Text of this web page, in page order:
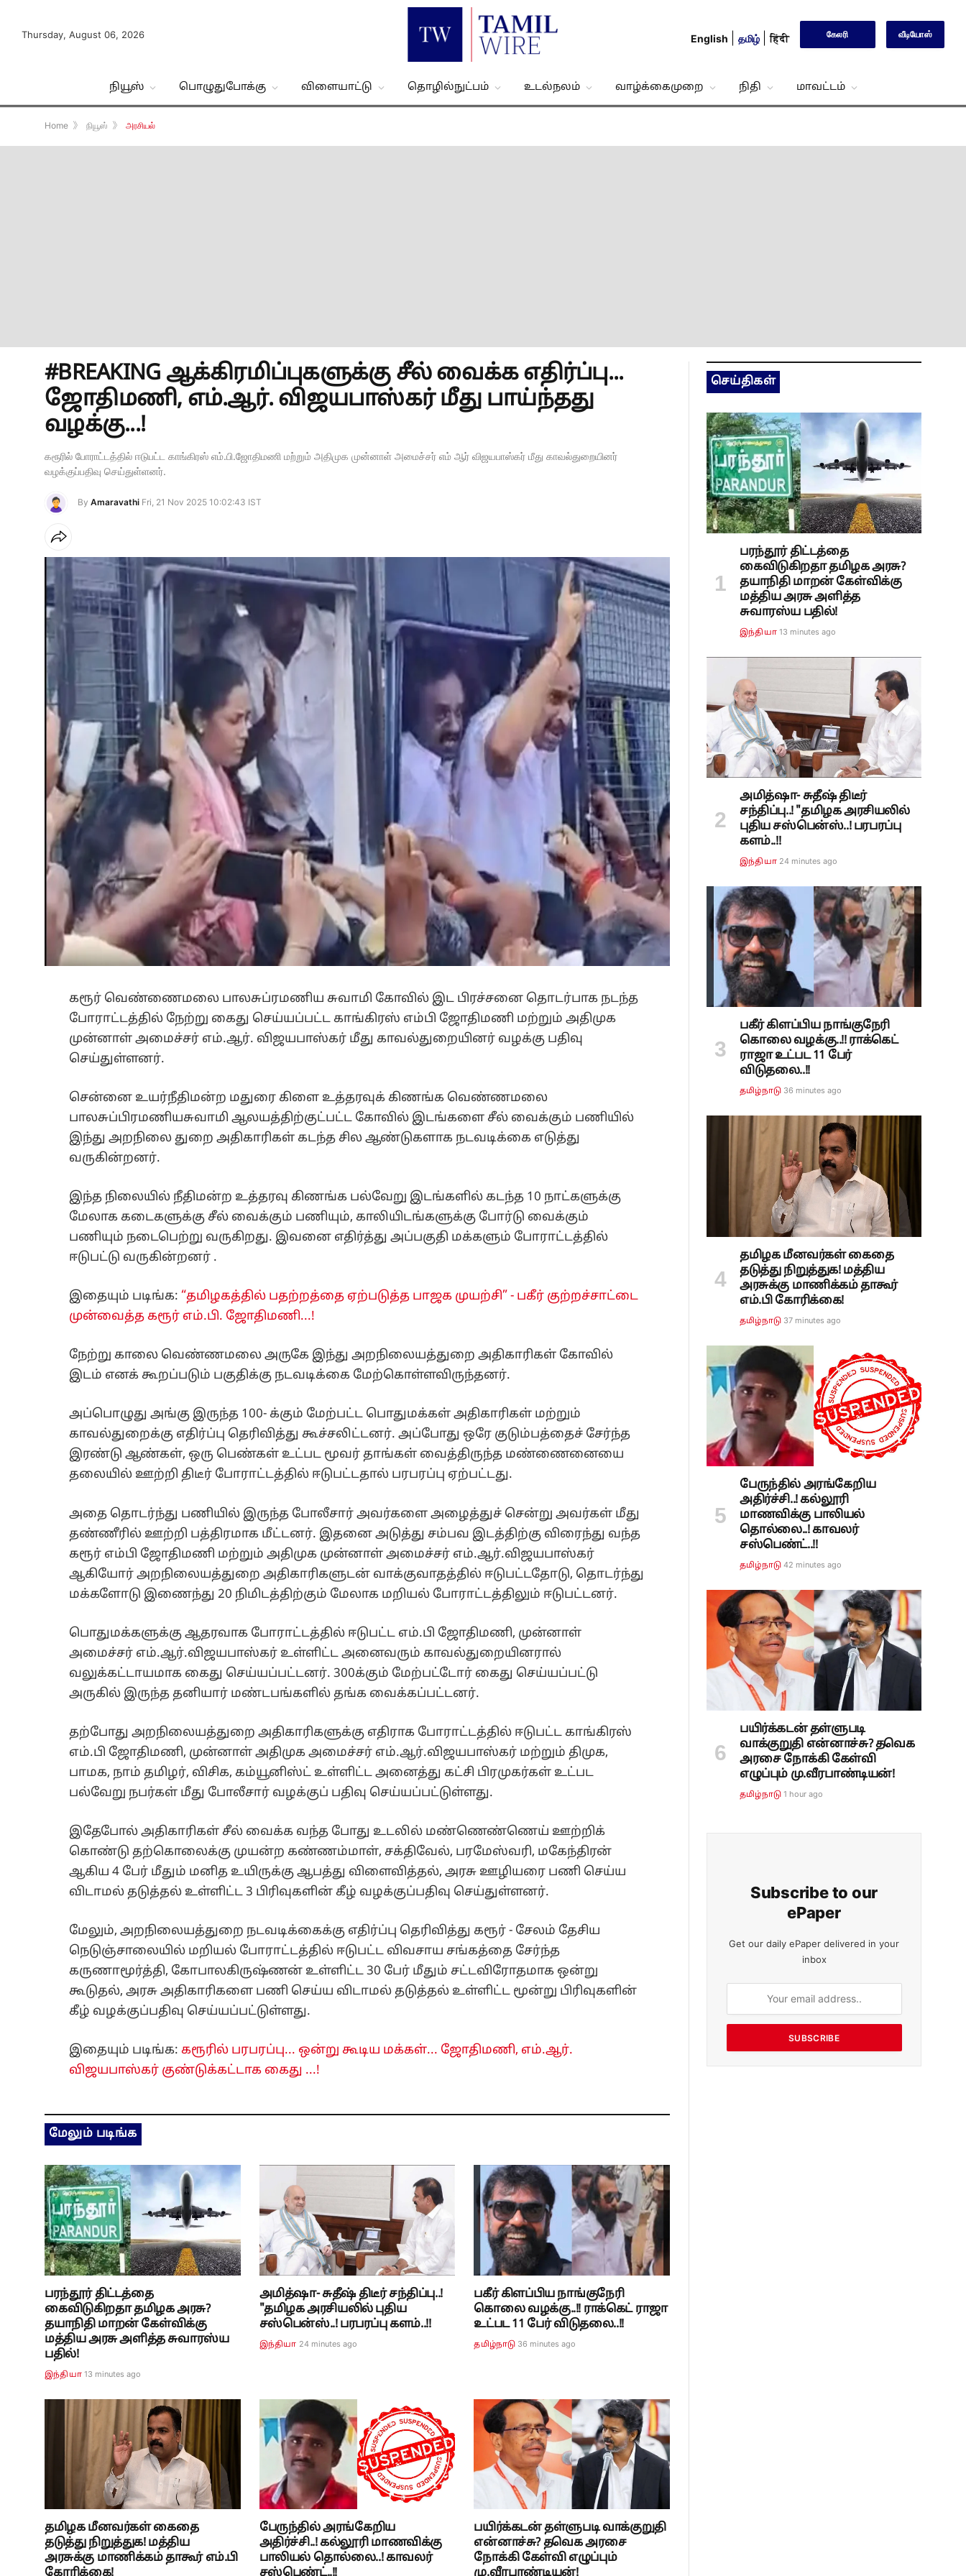
Thursday, August 06, 2026 English தமிழ் हिंदी கேலரி வீடியோஸ்
நியூஸ் பொழுதுபோக்கு விளையாட்டு தொழில்நுட்பம் உடல்நலம் வாழ்க்கைமுறை நிதி மாவட்டம்
Home 》 நியூஸ் 》 அரசியல்
#BREAKING ஆக்கிரமிப்புகளுக்கு சீல் வைக்க எதிர்ப்பு...
ஜோதிமணி, எம்.ஆர். விஜயபாஸ்கர் மீது பாய்ந்தது
வழக்கு...!
கரூரில் போராட்டத்தில் ஈடுபட்ட காங்கிரஸ் எம்.பி.ஜோதிமணி மற்றும் அதிமுக முன்னாள் அமைச்சர் எம் ஆர் விஜயபாஸ்கர் மீது காவல்துறையினர்
வழக்குப்பதிவு செய்துள்ளனர்.
By Amaravathi Fri, 21 Nov 2025 10:02:43 IST
கரூர் வெண்ணைமலை பாலசுப்ரமணிய சுவாமி கோவில் இட பிரச்சனை தொடர்பாக நடந்த
போராட்டத்தில் நேற்று கைது செய்யப்பட்ட காங்கிரஸ் எம்பி ஜோதிமணி மற்றும் அதிமுக
முன்னாள் அமைச்சர் எம்.ஆர். விஜயபாஸ்கர் மீது காவல்துறையினர் வழக்கு பதிவு
செய்துள்ளனர்.
சென்னை உயர்நீதிமன்ற மதுரை கிளை உத்தரவுக் கிணங்க வெண்ணமலை
பாலசுப்பிரமணியசுவாமி ஆலயத்திற்குட்பட்ட கோவில் இடங்களை சீல் வைக்கும் பணியில்
இந்து அறநிலை துறை அதிகாரிகள் கடந்த சில ஆண்டுகளாக நடவடிக்கை எடுத்து
வருகின்றனர்.
இந்த நிலையில் நீதிமன்ற உத்தரவு கிணங்க பல்வேறு இடங்களில் கடந்த 10 நாட்களுக்கு
மேலாக கடைகளுக்கு சீல் வைக்கும் பணியும், காலியிடங்களுக்கு போர்டு வைக்கும்
பணியும் நடைபெற்று வருகிறது. இவனை எதிர்த்து அப்பகுதி மக்களும் போராட்டத்தில்
ஈடுபட்டு வருகின்றனர் .
இதையும் படிங்க:“தமிழகத்தில் பதற்றத்தை ஏற்படுத்த பாஜக முயற்சி” - பகீர் குற்றச்சாட்டை
முன்வைத்த கரூர் எம்.பி. ஜோதிமணி...!
நேற்று காலை வெண்ணமலை அருகே இந்து அறநிலையத்துறை அதிகாரிகள் கோவில்
இடம் எனக் கூறப்படும் பகுதிக்கு நடவடிக்கை மேற்கொள்ளவிருந்தனர்.
அப்பொழுது அங்கு இருந்த 100- க்கும் மேற்பட்ட பொதுமக்கள் அதிகாரிகள் மற்றும்
காவல்துறைக்கு எதிர்ப்பு தெரிவித்து கூச்சலிட்டனர். அப்போது ஒரே குடும்பத்தைச் சேர்ந்த
இரண்டு ஆண்கள், ஒரு பெண்கள் உட்பட மூவர் தாங்கள் வைத்திருந்த மண்ணைனையை
தலையில் ஊற்றி திடீர் போராட்டத்தில் ஈடுபட்டதால் பரபரப்பு ஏற்பட்டது.
அதை தொடர்ந்து பணியில் இருந்த போலீசார் அவர்களை அழைத்துச் சென்று அவர்கள் மீது
தண்ணீரில் ஊற்றி பத்திரமாக மீட்டனர். இதனை அடுத்து சம்பவ இடத்திற்கு விரைந்து வந்த
கரூர் எம்பி ஜோதிமணி மற்றும் அதிமுக முன்னாள் அமைச்சர் எம்.ஆர்.விஜயபாஸ்கர்
ஆகியோர் அறநிலையத்துறை அதிகாரிகளுடன் வாக்குவாதத்தில் ஈடுபட்டதோடு, தொடர்ந்து
மக்களோடு இணைந்து 20 நிமிடத்திற்கும் மேலாக மறியல் போராட்டத்திலும் ஈடுபட்டனர்.
பொதுமக்களுக்கு ஆதரவாக போராட்டத்தில் ஈடுபட்ட எம்.பி ஜோதிமணி, முன்னாள்
அமைச்சர் எம்.ஆர்.விஜயபாஸ்கர் உள்ளிட்ட அனைவரும் காவல்துறையினரால்
வலுக்கட்டாயமாக கைது செய்யப்பட்டனர். 300க்கும் மேற்பட்டோர் கைது செய்யப்பட்டு
அருகில் இருந்த தனியார் மண்டபங்களில் தங்க வைக்கப்பட்டனர்.
தற்போது அறநிலையத்துறை அதிகாரிகளுக்கு எதிராக போராட்டத்தில் ஈடுபட்ட காங்கிரஸ்
எம்.பி ஜோதிமணி, முன்னாள் அதிமுக அமைச்சர் எம்.ஆர்.விஜயபாஸ்கர் மற்றும் திமுக,
பாமக, நாம் தமிழர், விசிக, கம்யூனிஸ்ட் உள்ளிட்ட அனைத்து கட்சி பிரமுகர்கள் உட்பட
பல்வேறு நபர்கள் மீது போலீசார் வழக்குப் பதிவு செய்யப்பட்டுள்ளது.
இதேபோல் அதிகாரிகள் சீல் வைக்க வந்த போது உடலில் மண்ணெண்ணெய் ஊற்றிக்
கொண்டு தற்கொலைக்கு முயன்ற கண்ணம்மாள், சக்திவேல், பரமேஸ்வரி, மகேந்திரன்
ஆகிய 4 பேர் மீதும் மனித உயிருக்கு ஆபத்து விளைவித்தல், அரசு ஊழியரை பணி செய்ய
விடாமல் தடுத்தல் உள்ளிட்ட 3 பிரிவுகளின் கீழ் வழக்குப்பதிவு செய்துள்ளனர்.
மேலும், அறநிலையத்துறை நடவடிக்கைக்கு எதிர்ப்பு தெரிவித்து கரூர் - சேலம் தேசிய
நெடுஞ்சாலையில் மறியல் போராட்டத்தில் ஈடுபட்ட விவசாய சங்கத்தை சேர்ந்த
கருணாமூர்த்தி, கோபாலகிருஷ்ணன் உள்ளிட்ட 30 பேர் மீதும் சட்டவிரோதமாக ஒன்று
கூடுதல், அரசு அதிகாரிகளை பணி செய்ய விடாமல் தடுத்தல் உள்ளிட்ட மூன்று பிரிவுகளின்
கீழ் வழக்குப்பதிவு செய்யப்பட்டுள்ளது.
இதையும் படிங்க:கரூரில் பரபரப்பு... ஒன்று கூடிய மக்கள்... ஜோதிமணி, எம்.ஆர்.
விஜயபாஸ்கர் குண்டுக்கட்டாக கைது ...!
மேலும் படிங்க
பரந்தூர் திட்டத்தை
கைவிடுகிறதா தமிழக அரசு?
தயாநிதி மாறன் கேள்விக்கு
மத்திய அரசு அளித்த சுவாரஸ்ய
பதில்!
இந்தியா 13 minutes ago
அமித்ஷா- சுதீஷ் திடீர் சந்திப்பு..!
"தமிழக அரசியலில் புதிய
சஸ்பென்ஸ்..! பரபரப்பு களம்..!!
இந்தியா 24 minutes ago
பகீர் கிளப்பிய நாங்குநேரி
கொலை வழக்கு..!! ராக்கெட் ராஜா
உட்பட 11 பேர் விடுதலை..!!
தமிழ்நாடு 36 minutes ago
தமிழக மீனவர்கள் கைதை
தடுத்து நிறுத்துக! மத்திய
அரசுக்கு மாணிக்கம் தாகூர் எம்.பி
பேருந்தில் அரங்கேறிய
அதிர்ச்சி..! கல்லூரி மாணவிக்கு
பாலியல் தொல்லை..! காவலர்
பயிர்க்கடன் தள்ளுபடி வாக்குறுதி
என்னாச்சு? தவெக அரசை
நோக்கி கேள்வி எழுப்பும்
செய்திகள்
பரந்தூர் திட்டத்தை
கைவிடுகிறதா தமிழக அரசு?
தயாநிதி மாறன் கேள்விக்கு
மத்திய அரசு அளித்த
சுவாரஸ்ய பதில்!
இந்தியா 13 minutes ago
அமித்ஷா- சுதீஷ் திடீர்
சந்திப்பு..! "தமிழக அரசியலில்
புதிய சஸ்பென்ஸ்..! பரபரப்பு
களம்..!!
இந்தியா 24 minutes ago
பகீர் கிளப்பிய நாங்குநேரி
கொலை வழக்கு..!! ராக்கெட்
ராஜா உட்பட 11 பேர்
விடுதலை..!!
தமிழ்நாடு 36 minutes ago
தமிழக மீனவர்கள் கைதை
தடுத்து நிறுத்துக! மத்திய
அரசுக்கு மாணிக்கம் தாகூர்
எம்.பி கோரிக்கை!
தமிழ்நாடு 37 minutes ago
பேருந்தில் அரங்கேறிய
அதிர்ச்சி..! கல்லூரி
மாணவிக்கு பாலியல்
தொல்லை..! காவலர்
சஸ்பெண்ட்..!!
தமிழ்நாடு 42 minutes ago
பயிர்க்கடன் தள்ளுபடி
வாக்குறுதி என்னாச்சு? தவெக
அரசை நோக்கி கேள்வி
எழுப்பும் மு.வீரபாண்டியன்!
தமிழ்நாடு 1 hour ago
Subscribe to our
ePaper
Get our daily ePaper delivered in your
inbox
SUBSCRIBE